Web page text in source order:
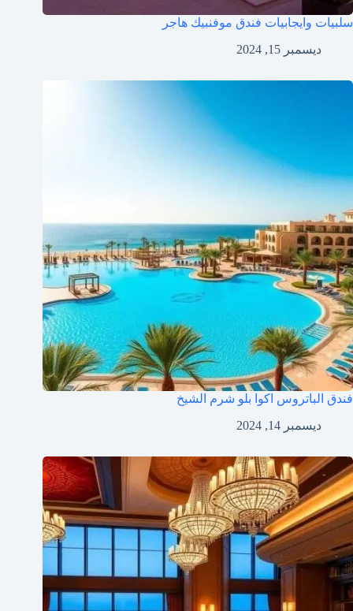
سلبيات وايجابيات فندق موفنبيك هاجر
ديسمبر 15, 2024
فندق الباتروس اكوا بلو شرم الشيخ
ديسمبر 14, 2024